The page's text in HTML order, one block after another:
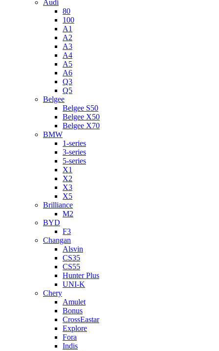
Audi
80
100
A1
A2
A3
A4
A5
A6
Q3
Q5
Belgee
Belgee S50
Belgee X50
Belgee X70
BMW
1-series
3-series
5-series
X1
X2
X3
X5
Brilliance
M2
BYD
F3
Changan
Alsvin
CS35
CS55
Hunter Plus
UNI-K
Chery
Amulet
Bonus
CrossEastar
Explore
Fora
Indis